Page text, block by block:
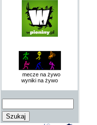
mecze na żywo
wyniki na żywo